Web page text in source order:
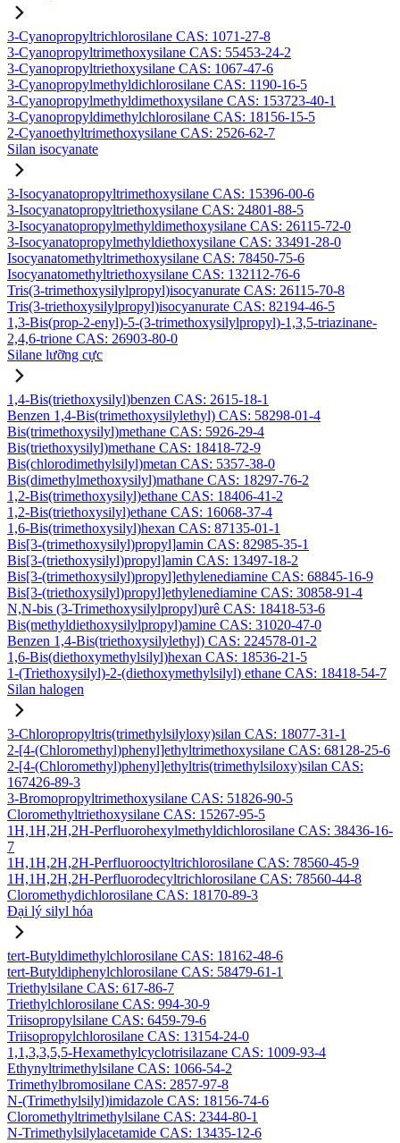
3-Cyanopropyltrichlorosilane CAS: 1071-27-8
3-Cyanopropyltrimethoxysilane CAS: 55453-24-2
3-Cyanopropyltriethoxysilane CAS: 1067-47-6
3-Cyanopropylmethyldichlorosilane CAS: 1190-16-5
3-Cyanopropylmethyldimethoxysilane CAS: 153723-40-1
3-Cyanopropyldimethylchlorosilane CAS: 18156-15-5
2-Cyanoethyltrimethoxysilane CAS: 2526-62-7
Silan isocyanate
3-Isocyanatopropyltrimethoxysilane CAS: 15396-00-6
3-Isocyanatopropyltriethoxysilane CAS: 24801-88-5
3-Isocyanatopropylmethyldimethoxysilane CAS: 26115-72-0
3-Isocyanatopropylmethyldiethoxysilane CAS: 33491-28-0
Isocyanatomethyltrimethoxysilane CAS: 78450-75-6
Isocyanatomethyltriethoxysilane CAS: 132112-76-6
Tris(3-trimethoxysilylpropyl)isocyanurate CAS: 26115-70-8
Tris(3-triethoxysilylpropyl)isocyanurate CAS: 82194-46-5
1,3-Bis(prop-2-enyl)-5-(3-trimethoxysilylpropyl)-1,3,5-triazinane-
2,4,6-trione CAS: 26903-80-0
Silane lưỡng cực
1,4-Bis(triethoxysilyl)benzen CAS: 2615-18-1
Benzen 1,4-Bis(trimethoxysilylethyl) CAS: 58298-01-4
Bis(trimethoxysilyl)methane CAS: 5926-29-4
Bis(triethoxysilyl)methane CAS: 18418-72-9
Bis(chlorodimethylsilyl)metan CAS: 5357-38-0
Bis(dimethylmethoxysilyl)mathane CAS: 18297-76-2
1,2-Bis(trimethoxysilyl)ethane CAS: 18406-41-2
1,2-Bis(triethoxysilyl)ethane CAS: 16068-37-4
1,6-Bis(trimethoxysilyl)hexan CAS: 87135-01-1
Bis[3-(trimethoxysilyl)propyl]amin CAS: 82985-35-1
Bis[3-(triethoxysilyl)propyl]amin CAS: 13497-18-2
Bis[3-(trimethoxysilyl)propyl]ethylenediamine CAS: 68845-16-9
Bis[3-(triethoxysilyl)propyl]ethylenediamine CAS: 30858-91-4
N,N-bis (3-Trimethoxysilylpropyl)urê CAS: 18418-53-6
Bis(methyldiethoxysilylpropyl)amine CAS: 31020-47-0
Benzen 1,4-Bis(triethoxysilylethyl) CAS: 224578-01-2
1,6-Bis(diethoxymethylsilyl)hexan CAS: 18536-21-5
1-(Triethoxysilyl)-2-(diethoxymethylsilyl) ethane CAS: 18418-54-7
Silan halogen
3-Chloropropyltris(trimethylsilyloxy)silan CAS: 18077-31-1
2-[4-(Chloromethyl)phenyl]ethyltrimethoxysilane CAS: 68128-25-6
2-[4-(Chloromethyl)phenyl]ethyltris(trimethylsiloxy)silan CAS:
167426-89-3
3-Bromopropyltrimethoxysilane CAS: 51826-90-5
Cloromethyltriethoxysilane CAS: 15267-95-5
1H,1H,2H,2H-Perfluorohexylmethyldichlorosilane CAS: 38436-16-
7
1H,1H,2H,2H-Perfluorooctyltrichlorosilane CAS: 78560-45-9
1H,1H,2H,2H-Perfluorodecyltrichlorosilane CAS: 78560-44-8
Cloromethydichlorosilane CAS: 18170-89-3
Đại lý silyl hóa
tert-Butyldimethylchlorosilane CAS: 18162-48-6
tert-Butyldiphenylchlorosilane CAS: 58479-61-1
Triethylsilane CAS: 617-86-7
Triethylchlorosilane CAS: 994-30-9
Triisopropylsilane CAS: 6459-79-6
Triisopropylchlorosilane CAS: 13154-24-0
1,1,3,3,5,5-Hexamethylcyclotrisilazane CAS: 1009-93-4
Ethynyltrimethylsilane CAS: 1066-54-2
Trimethylbromosilane CAS: 2857-97-8
N-(Trimethylsilyl)imidazole CAS: 18156-74-6
Cloromethyltrimethylsilane CAS: 2344-80-1
N-Trimethylsilylacetamide CAS: 13435-12-6